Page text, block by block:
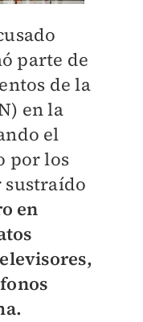
parte de
de la
en la
el
por los
sustraído
en